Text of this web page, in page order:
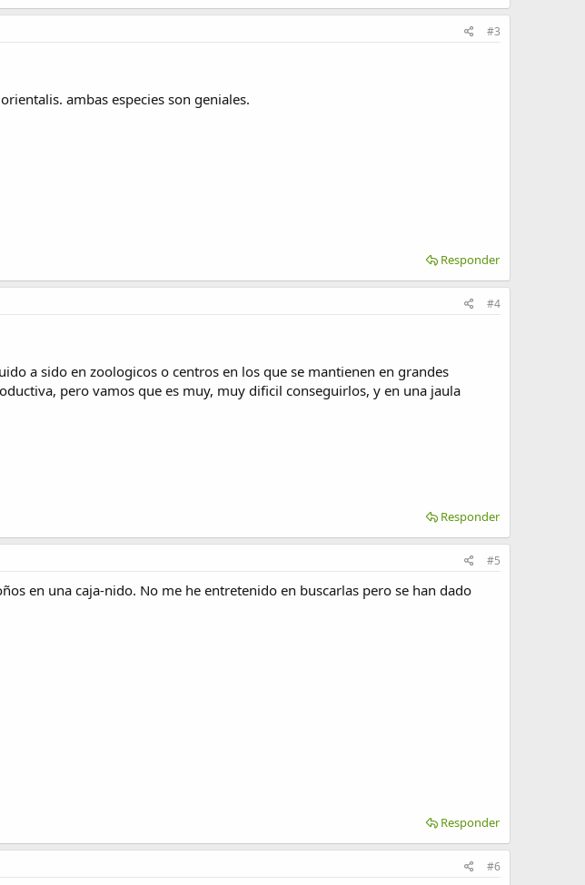
#3
ambas especies son geniales.
Responder
#4
a sido en zoologicos o centros en los que se mantienen en grandes
pero vamos que es muy, muy dificil conseguirlos, y en una jaula
Responder
#5
en una caja-nido. No me he entretenido en buscarlas pero se han dado
Responder
#6